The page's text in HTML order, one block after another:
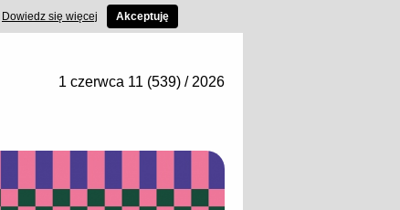
1 czerwca 11 (539) / 2026
Dowiedz się więcej Akceptuję